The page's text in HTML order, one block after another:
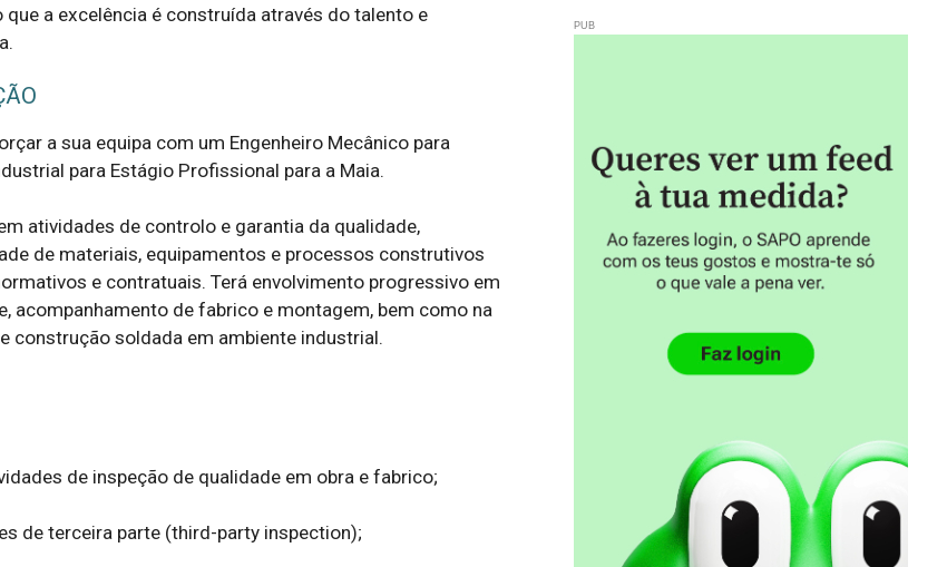
a excelência é construída através do talento e
a sua equipa com um Engenheiro Mecânico para
para Estágio Profissional para a Maia.
atividades de controlo e garantia da qualidade,
de materiais, equipamentos e processos construtivos
e contratuais. Terá envolvimento progressivo em
acompanhamento de fabrico e montagem, bem como na
construção soldada em ambiente industrial.
de inspeção de qualidade em obra e fabrico;
de terceira parte (third-party inspection);